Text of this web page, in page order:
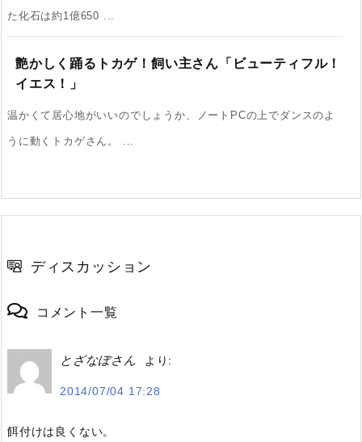
た化石は約1億650 ...
艶かしく踊るトカゲ！飼い主さん「ビューティフル！
イエス！」
温かくて居心地がいいのでしょうか、ノートPCの上でダンスのよ
うに動くトカゲさん。 ...
ディスカッション
コメント一覧
とざなぼさん より:
2014/07/04 17:28
餌付けは良くない。